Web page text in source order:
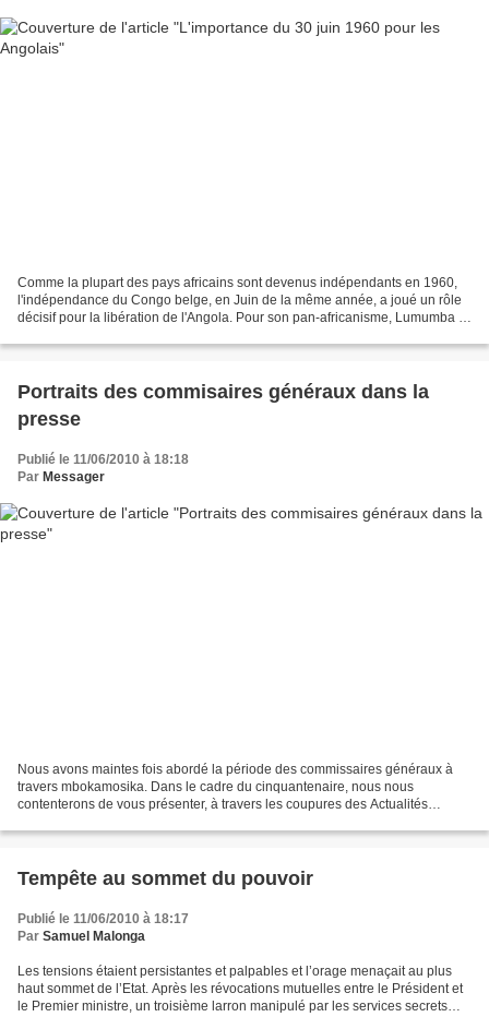
Comme la plupart des pays africains sont devenus indépendants en 1960,
l'indépendance du Congo belge, en Juin de la même année, a joué un rôle
décisif pour la libération de l'Angola. Pour son pan-africanisme, Lumumba à
Portraits des commisaires généraux dans la
presse
Publié le 11/06/2010 à 18:18
Par Messager
Nous avons maintes fois abordé la période des commissaires généraux à
travers mbokamosika. Dans le cadre du cinquantenaire, nous nous
contenterons de vous présenter, à travers les coupures des Actualités
Tempête au sommet du pouvoir
Publié le 11/06/2010 à 18:17
Par Samuel Malonga
Les tensions étaient persistantes et palpables et l’orage menaçait au plus
haut sommet de l’Etat. Après les révocations mutuelles entre le Président et
le Premier ministre, un troisième larron manipulé par les services secrets